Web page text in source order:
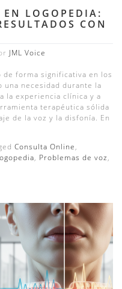
LOGOPEDIA:
CON
JML Voice
de forma significativa en los
una necesidad durante la
la experiencia clínica y a
terapéutica sólida
de la voz y la disfonía. En
Consulta Online,
, Problemas de voz,